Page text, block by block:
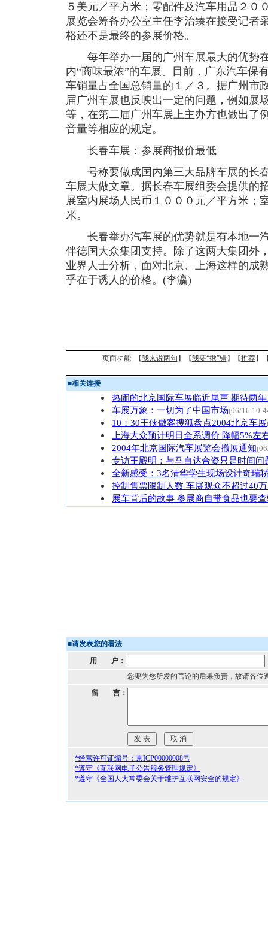
５美元／平方米；零配件及汽车用品２０
展览会筹备办公室主任李治臻在接受记者
格还不是最终的参展价格。
每年举办一届的广州车展最大的优势
内“商味最浓”的车展。目前，广东汽车保
车销量占全国总销量的１／３。据广州市
届广州车展也反映出一定的问题，例如展
等，在第二届广州车展上主办方也做出了
音量等相应的规定。
长春车展：参展商报价最低
号称要做成国内第三大品牌车展的长
车展大做文章。据长春车展组委会提供的
展室内展场人民币１０００元／平方米；
米。
长春举办汽车展的优势就是有本地一
伴德国大众集团支持。除了这两大集团外
业界人士分析，面对北京、上海这样的成
乎在于诱人的价格。(李瀛)
页面功能 【我来说两句 】【我要“揪”错】【推荐】
■相关连接
热闹的北京国际车展临近尾声 期待两
车展万象：一切为了中国市场(06/16
10：30王侠做客搜狐盘点2004北京车展
上海大众预计明日全系调价 降幅5%左
2004年北京国际汽车展览会撤展通知
专访王殿明：与马自达合资只是时间问
全新感受：3名清华学生现场设计奇瑞
控制售票限制人数 车展观众不超过40
展车背后的故事 参展商自带食品也要
■请发表您的看法
用 户：
您要为您所发的言论的后果负责，故请各位
留 言：
*经营许可证编号：京ICP00000008号
*遵守《互联网电子公告服务管理规定》
*遵守《全国人大常委会关于维护互联网安全的规定》